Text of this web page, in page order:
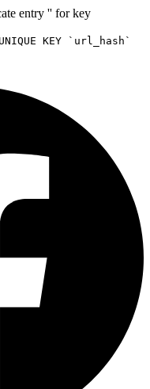
entry '' for key
KEY `url_hash`